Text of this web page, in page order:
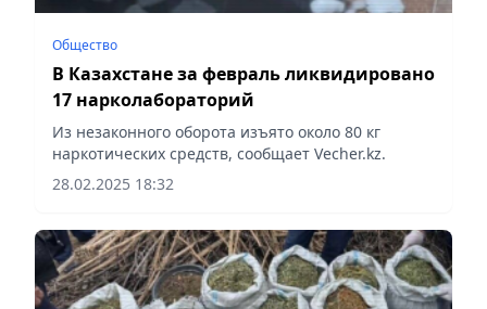
Общество
В Казахстане за февраль ликвидировано
17 нарколабораторий
Из незаконного оборота изъято около 80 кг
наркотических средств, сообщает Vecher.kz.
28.02.2025 18:32